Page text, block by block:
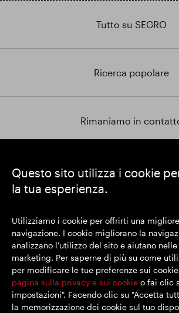
Slough proprietà commerciale
Aggiornamento commerciale
Questo sito utilizza i cookie
la tua esperienza.
Utilizziamo i cookie per offrirti una
navigazione. I cookie migliorano la
analizzano l'utilizzo del sito e aiutano
marketing. Per saperne di più su come
per modificare le tue preferenze sui
pagina sulla privacy e sui cookie o fai clic
impostazioni". Facendo clic su "Accetta
la memorizzazione dei cookie sul tuo
Tutto su SEGRO
Ricerca popolare
Rimaniamo in
https://https://
SEGRO plc
Numero di registrazione nel Regno Unito 167591
Luogo di registrazione: Inghilterra e Galles
© SEGRO 2022
Disclaimer